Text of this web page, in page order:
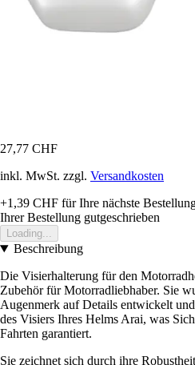
27,77 CHF
inkl. MwSt. zzgl. Versandkosten
+1,39 CHF für Ihre nächste
Ihrer Bestellung gutgeschrieben
Loading...
Beschreibung
Die Visierhalterung für den
Zubehör für Motorradliebhaber. Sie
Augenmerk auf Details entwickelt
des Visiers Ihres Helms Arai, was
Fahrten garantiert.
Sie zeichnet sich durch ihre